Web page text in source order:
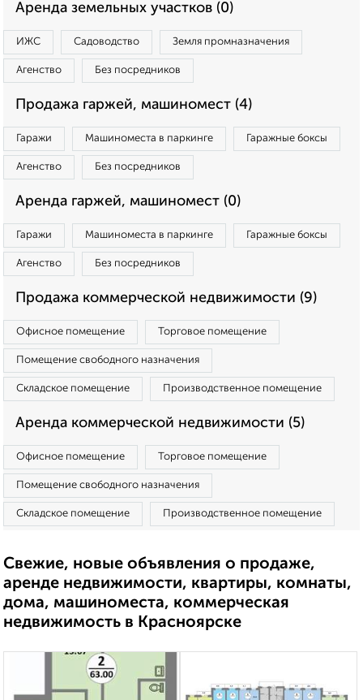
Аренда земельных участков (0)
ИЖС Садоводство Земля промназначения
Агенство Без посредников
Продажа гаржей, машиномест (4)
Гаражи Машиноместа в паркинге Гаражные боксы
Агенство Без посредников
Аренда гаржей, машиномест (0)
Гаражи Машиноместа в паркинге Гаражные боксы
Агенство Без посредников
Продажа коммерческой недвижимости (9)
Офисное помещение Торговое помещение
Помещение свободного назначения
Складское помещение Производственное помещение
Аренда коммерческой недвижимости (5)
Офисное помещение Торговое помещение
Помещение свободного назначения
Складское помещение Производственное помещение
Свежие, новые объявления о продаже,
аренде недвижимости, квартиры, комнаты,
дома, машиноместа, коммерческая
недвижимость в Красноярске